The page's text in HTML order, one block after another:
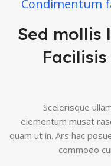
Condimentum
Sed mollis
Scelerisque
elementum musat
quam ut in. Ars hac
commodo